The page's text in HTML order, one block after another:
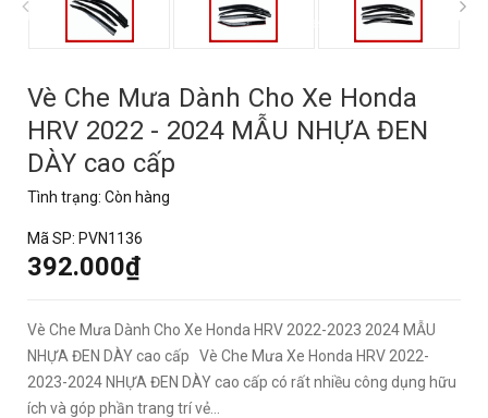
Vè Che Mưa Dành Cho Xe Honda
HRV 2022 - 2024 MẪU NHỰA ĐEN
DÀY cao cấp
Tình trạng: Còn hàng
Mã SP: PVN1136
392.000₫
Vè Che Mưa Dành Cho Xe Honda HRV 2022-2023 2024 MẪU
NHỰA ĐEN DÀY cao cấp Vè Che Mưa Xe Honda HRV 2022-
2023-2024 NHỰA ĐEN DÀY cao cấp có rất nhiều công dụng hữu
ích và góp phần trang trí vẻ...